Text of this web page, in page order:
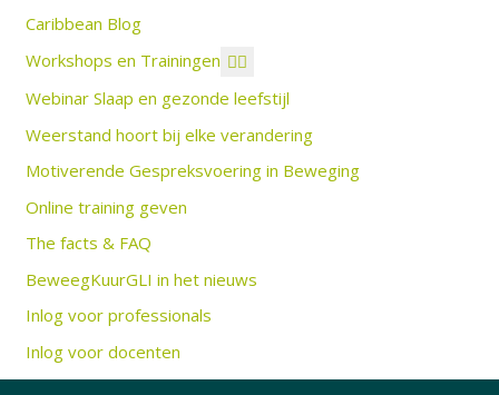
Caribbean Blog
Workshops en Trainingen
Webinar Slaap en gezonde leefstijl
Weerstand hoort bij elke verandering
Motiverende Gespreksvoering in Beweging
Online training geven
The facts & FAQ
BeweegKuurGLI in het nieuws
Inlog voor professionals
Inlog voor docenten